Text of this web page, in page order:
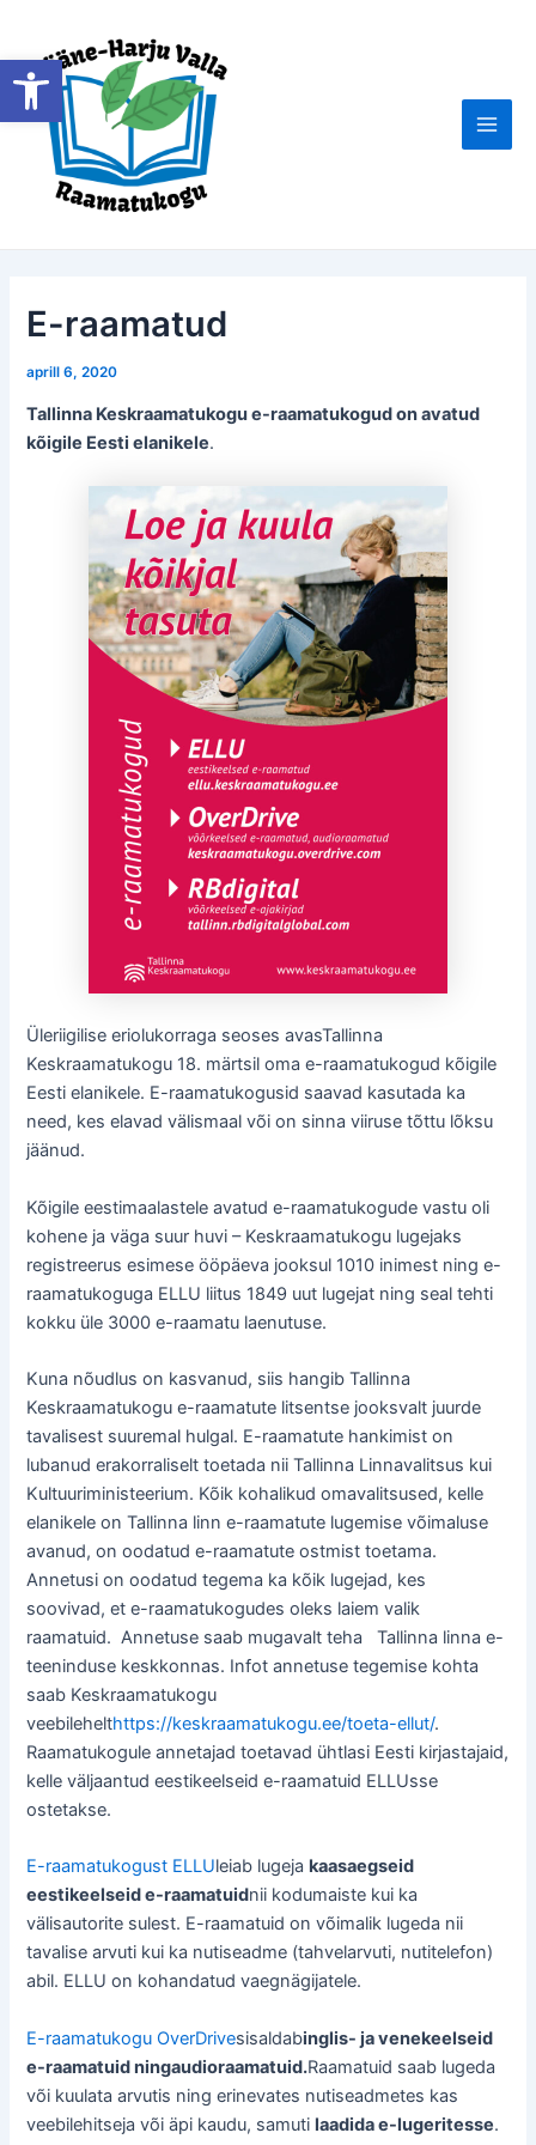
Open toolbar
content
Main
E-raamatud
aprill 6, 2020
Tallinna Keskraamatukogu e-raamatukogud on avatud
kõigile Eesti elanikele.
Üleriigilise eriolukorraga seoses avasTallinna
Keskraamatukogu 18. märtsil oma e-raamatukogud kõigile
Eesti elanikele. E-raamatukogusid saavad kasutada ka
need, kes elavad välismaal või on sinna viiruse tõttu lõksu
jäänud.
Kõigile eestimaalastele avatud e-raamatukogude vastu oli
kohene ja väga suur huvi – Keskraamatukogu lugejaks
registreerus esimese ööpäeva jooksul 1010 inimest ning e-
raamatukoguga ELLU liitus 1849 uut lugejat ning seal tehti
kokku üle 3000 e-raamatu laenutuse.
Kuna nõudlus on kasvanud, siis hangib Tallinna
Keskraamatukogu e-raamatute litsentse jooksvalt juurde
tavalisest suuremal hulgal. E-raamatute hankimist on
lubanud erakorraliselt toetada nii Tallinna Linnavalitsus kui
Kultuuriministeerium. Kõik kohalikud omavalitsused, kelle
elanikele on Tallinna linn e-raamatute lugemise võimaluse
avanud, on oodatud e-raamatute ostmist toetama.
Annetusi on oodatud tegema ka kõik lugejad, kes
soovivad, et e-raamatukogudes oleks laiem valik
raamatuid. Annetuse saab mugavalt teha Tallinna linna e-
teeninduse keskkonnas. Infot annetuse tegemise kohta
saab Keskraamatukogu
veebilehelthttps://keskraamatukogu.ee/toeta-ellut/.
Raamatukogule annetajad toetavad ühtlasi Eesti kirjastajaid,
kelle väljaantud eestikeelseid e-raamatuid ELLUsse
ostetakse.
E-raamatukogust ELLUleiab lugejakaasaegseid
eestikeelseid e-raamatuidnii kodumaiste kui ka
välisautorite sulest. E-raamatuid on võimalik lugeda nii
tavalise arvuti kui ka nutiseadme (tahvelarvuti, nutitelefon)
abil. ELLU on kohandatud vaegnägijatele.
E-raamatukogu OverDrivesisaldabinglis- ja venekeelseid
e-raamatuid ningaudioraamatuid.Raamatuid saab lugeda
või kuulata arvutis ning erinevates nutiseadmetes kas
veebilehitseja või äpi kaudu, samutilaadida e-lugeritesse.